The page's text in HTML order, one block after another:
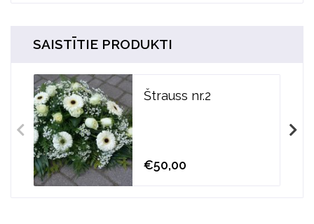
SAISTĪTIE PRODUKTI
Štrauss nr.2
€50,00